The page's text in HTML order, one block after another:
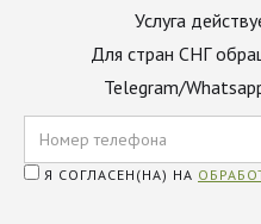
Услуга
Для стран СНГ
Telegram/
Я СОГЛАСЕН(НА) НА